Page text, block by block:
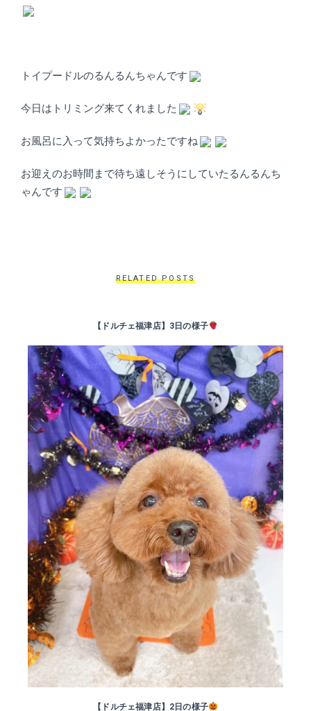
トイプードルのるんるんちゃんです
今日はトリミング来てくれました
お風呂に入って気持ちよかったですね
お迎えのお時間まで待ち遠しそうにしていたるんるんち
ゃんです
RELATED POSTS
【ドルチェ福津店】3日の様子
【ドルチェ福津店】2日の様子